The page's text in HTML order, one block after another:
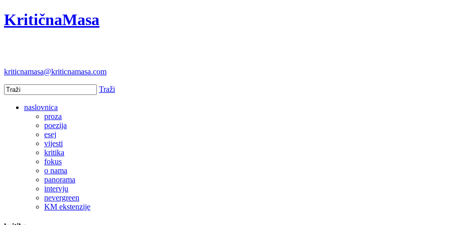
KritičnaMasa
kriticnamasa@kriticnamasa.com
Traži
naslovnica
proza
poezija
esej
vijesti
kritika
fokus
o nama
panorama
intervju
nevergreen
KM ekstenzije